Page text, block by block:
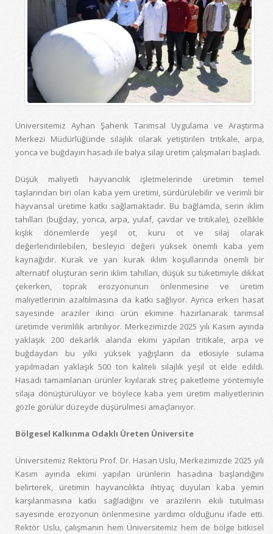
Üniversitemiz Ayhan Şahenk Tarımsal Uygulama ve Araştırma
Merkezi Müdürlüğünde silajlık olarak yetiştirilen tritikale, arpa,
yonca ve buğdayın hasadı ile balya silajı üretim çalışmaları başladı.
Düşük maliyetli hayvancılık işletmelerinde üretimin temel
taşlarından biri olan kaba yem üretimi, sürdürülebilir ve verimli bir
hayvansal üretime katkı sağlamaktadır. Bu bağlamda, serin iklim
tahılları (buğday, yonca, arpa, yulaf, çavdar ve tritikale), özellikle
kışlık dönemlerde yeşil ot, kuru ot ve silaj olarak
değerlendirilebilen, besleyici değeri yüksek önemli kaba yem
kaynağıdır. Kurak ve yarı kurak iklim koşullarında önemli bir
alternatif oluşturan serin iklim tahılları, düşük su tüketimiyle dikkat
çekerken, toprak erozyonunun önlenmesine ve üretim
maliyetlerinin azaltılmasına da katkı sağlıyor. Ayrıca erken hasat
sayesinde araziler ikinci ürün ekimine hazırlanarak tarımsal
üretimde verimlilik artırılıyor. Merkezimizde 2025 yılı Kasım ayında
yaklaşık 200 dekarlık alanda ekimi yapılan tritikale, arpa ve
buğdaydan bu yılki yüksek yağışların da etkisiyle sulama
yapılmadan yaklaşık 500 ton kaliteli silajlık yeşil ot elde edildi.
Hasadı tamamlanan ürünler kıyılarak streç paketleme yöntemiyle
silaja dönüştürülüyor ve böylece kaba yem üretim maliyetlerinin
gözle görülür düzeyde düşürülmesi amaçlanıyor.
Bölgesel Kalkınma Odaklı Üreten Üniversite
Üniversitemiz Rektörü Prof. Dr. Hasan Uslu, Merkezimizde 2025 yılı
Kasım ayında ekimi yapılan ürünlerin hasadına başlandığını
belirterek, üretimin hayvancılıkta ihtiyaç duyulan kaba yemin
karşılanmasına katkı sağladığını ve arazilerin ekili tutulması
sayesinde erozyonun önlenmesine yardımcı olduğunu ifade etti.
Rektör Uslu, çalışmanın hem Üniversitemiz hem de bölge bitkisel